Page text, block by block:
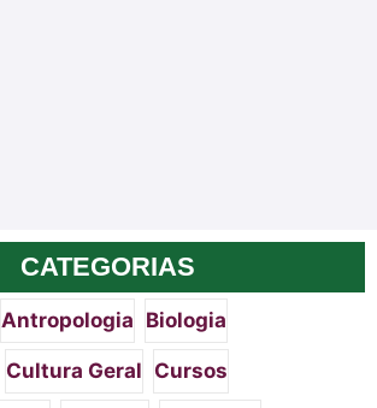
CATEGORIAS
Antropologia Biologia
Cultura Geral Cursos